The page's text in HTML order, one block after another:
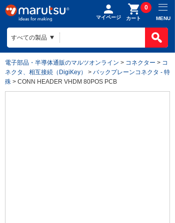
マイページ カート
0
MENU
電子部品・半導体通販のマルツオンライン > コネクター > コ
ネクタ、相互接続（DigiKey）
> バックプレーンコネクタ - 特
殊 > CONN HEADER VHDM 80POS PCB